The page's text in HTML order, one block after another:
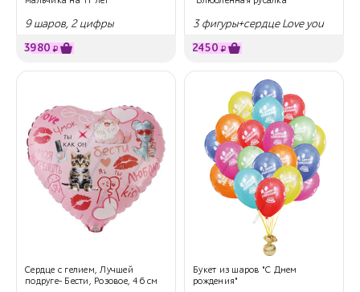
9 шаров, 2 цифры
3980 ₽
3 фигуры+сердце Love you
2450 ₽
Сердце с гелием, Лучшей
подруге- Бести, Розовое, 46 см
Букет из шаров "С Днем
рождения"